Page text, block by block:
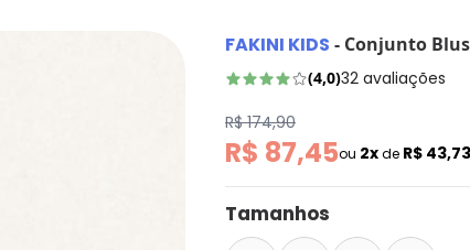
FAKINI KIDS - Conjunto
(4,0)32 avaliações
R$ 174,90
R$ 87,45ou 2xde R$ 43,73
Tamanhos